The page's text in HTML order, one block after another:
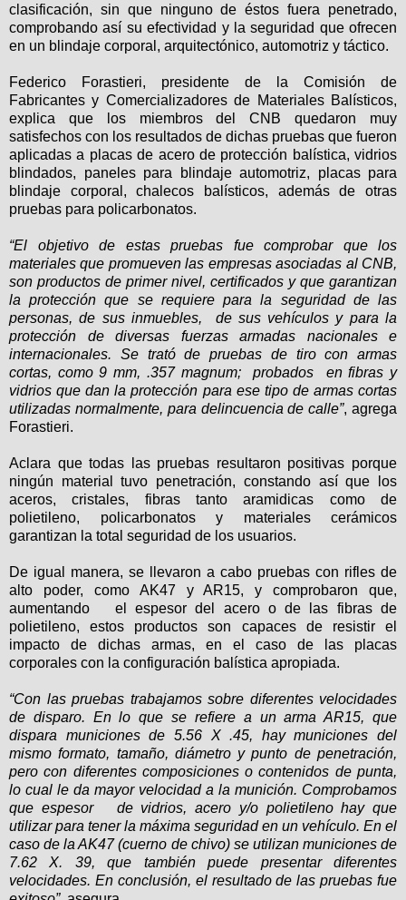
clasificación, sin que ninguno de éstos fuera penetrado,
comprobando así su efectividad y la seguridad que ofrecen
en un blindaje corporal, arquitectónico, automotriz y táctico.
Federico Forastieri, presidente de la Comisión de
Fabricantes y Comercializadores de Materiales Balísticos,
explica que los miembros del CNB quedaron muy
satisfechos con los resultados de dichas pruebas que fueron
aplicadas a placas de acero de protección balística, vidrios
blindados, paneles para blindaje automotriz, placas para
blindaje corporal, chalecos balísticos, además de otras
pruebas para policarbonatos.
“El objetivo de estas pruebas fue comprobar que los
materiales que promueven las empresas asociadas al CNB,
son productos de primer nivel, certificados y que garantizan
la protección que se requiere para la seguridad de las
personas, de sus inmuebles, de sus vehículos y para la
protección de diversas fuerzas armadas nacionales e
internacionales. Se trató de pruebas de tiro con armas
cortas, como 9 mm, .357 magnum; probados en fibras y
vidrios que dan la protección para ese tipo de armas cortas
utilizadas normalmente, para delincuencia de calle”, agrega
Forastieri.
Aclara que todas las pruebas resultaron positivas porque
ningún material tuvo penetración, constando así que los
aceros, cristales, fibras tanto aramidicas como de
polietileno, policarbonatos y materiales cerámicos
garantizan la total seguridad de los usuarios.
De igual manera, se llevaron a cabo pruebas con rifles de
alto poder, como AK47 y AR15, y comprobaron que,
aumentando el espesor del acero o de las fibras de
polietileno, estos productos son capaces de resistir el
impacto de dichas armas, en el caso de las placas
corporales con la configuración balística apropiada.
“Con las pruebas trabajamos sobre diferentes velocidades
de disparo. En lo que se refiere a un arma AR15, que
dispara municiones de 5.56 X .45, hay municiones del
mismo formato, tamaño, diámetro y punto de penetración,
pero con diferentes composiciones o contenidos de punta,
lo cual le da mayor velocidad a la munición. Comprobamos
que espesor de vidrios, acero y/o polietileno hay que
utilizar para tener la máxima seguridad en un vehículo. En el
caso de la AK47 (cuerno de chivo) se utilizan municiones de
7.62 X. 39, que también puede presentar diferentes
velocidades. En conclusión, el resultado de las pruebas fue